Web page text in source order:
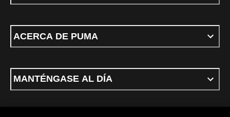
ACERCA DE PUMA
MANTÉNGASE AL DÍA